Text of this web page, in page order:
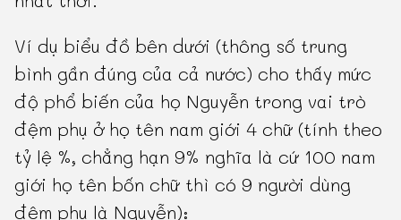
Ví dụ biểu đồ bên dưới (thông số trung
bình gần đúng của cả nước) cho thấy mức
độ phổ biến của họ Nguyễn trong vai trò
đệm phụ ở họ tên nam giới 4 chữ (tính theo
tỷ lệ %, chẳng hạn 9% nghĩa là cứ 100 nam
giới họ tên bốn chữ thì có 9 người dùng
đệm phụ là Nguyễn):